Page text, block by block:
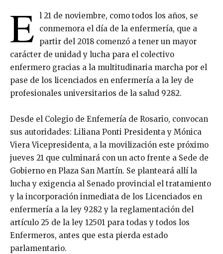
E l 21 de noviembre, como todos los años, se
conmemora el día de la enfermería, que a
partir del 2018 comenzó a tener un mayor
carácter de unidad y lucha para el colectivo
enfermero gracias a la multitudinaria marcha por el
pase de los licenciados en enfermería a la ley de
profesionales universitarios de la salud 9282.
Desde el Colegio de Enfemería de Rosario, convocan
sus autoridades: Liliana Ponti Presidenta y Mónica
Viera Vicepresidenta, a la movilización este próximo
jueves 21 que culminará con un acto frente a Sede de
Gobierno en Plaza San Martín. Se planteará allí la
lucha y exigencia al Senado provincial el tratamiento
y la incorporación inmediata de los Licenciados en
enfermería a la ley 9282 y la reglamentación del
artículo 25 de la ley 12501 para todas y todos los
Enfermeros, antes que esta pierda estado
parlamentario.